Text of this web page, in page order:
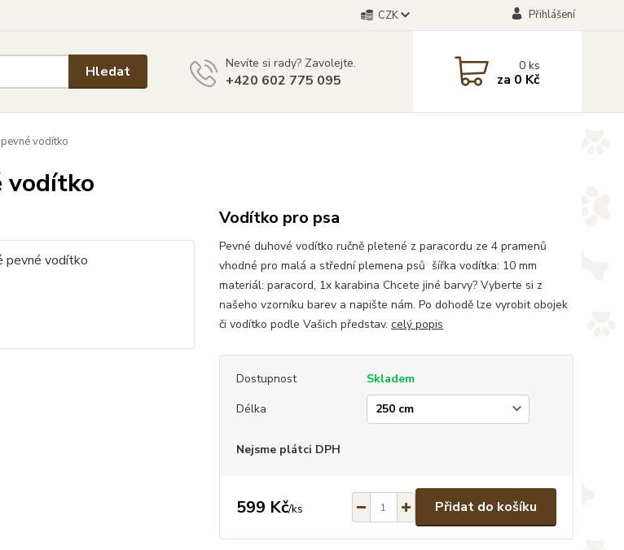
CZK Přihlášení
Hledat Nevíte si rady? Zavolejte.
+420 602 775 095
0ks
za 0 Kč
vodítko
vodítko
Vodítko pro psa
Pevné duhové vodítko ručně pletené z paracordu ze 4 pramenů
vhodné pro malá a střední plemena psů šířka vodítka: 10 mm
materiál: paracord, 1x karabina Chcete jiné barvy? Vyberte si z
našeho vzorníku barev a napište nám. Po dohodě lze vyrobit obojek
či vodítko podle Vašich představ. celý popis
Dostupnost
Skladem
Délka
Nejsme plátci DPH
599 Kč/ks Přidat do košíku